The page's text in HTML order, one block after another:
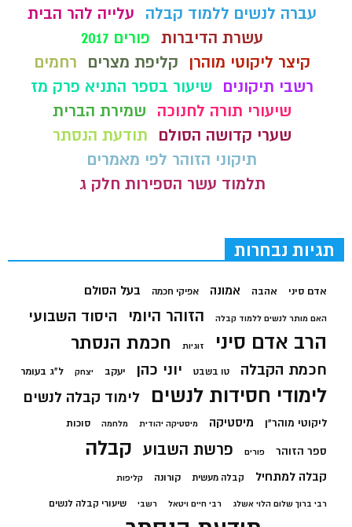
עברה לנשים ללמוד קבלה
עלייה להר הבית
עשרת הדיברות פורים 2017
קיצר ליקוטי מוהרן
קליפת מצרים
רחמים
רשבי תיקונים
שיעור בספר התניא פרק מז
שיעורי תורה לחנוכה
שמירת הברית
שערי קדושה הסולם
תודעת הנסתר
תיקוני הזוהר לפי מאמרים
תלמוד עשר הספירות חלק ג
תגיות נבחרות
אדם סיני אהבה אמונה אפיקי חכמה בעל הסולם
האם מותר לנשים ללמוד קבלה הזוהר היומי היסוד השבועי
הרב אדם סיני זוגיות חכמת הנסתר
חכמת הקבלה טו בשבט יוני כהן יעקב יצחק ל"ג בעומר
לימודי חסידות לנשים לימוד קבלה לנשים
ליקוטי מוהר"ן מיסטיקה מיסטיקה יהודית מלחמה סוכות
ספר הזוהר פורים פרשת השבוע קבלה
קבלה למתחיל קבלה מעשית קורונה קליפות
רבי ברוך שלום הלוי אשלג רבי חיים ויטאל רשבי שיעורי קבלה לנשים